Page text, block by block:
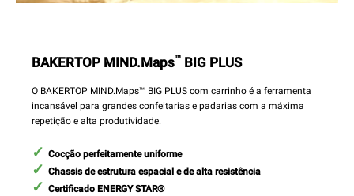
BAKERTOP MIND.Maps™ BIG PLUS
O BAKERTOP MIND.Maps™ BIG PLUS com carrinho é a ferramenta
incansável para grandes confeitarias e padarias com a máxima
repetição e alta produtividade.
Cocção perfeitamente uniforme
Chassis de estrutura espacial e de alta resistência
Certificado ENERGY STAR®